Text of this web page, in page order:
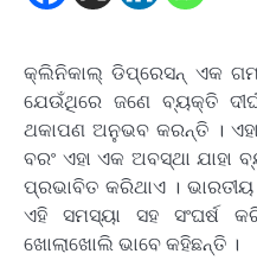
କ୍ଲିନିକାଲ୍ ଡିପ୍ରେସନ୍ ଏକ
ଯେଉଁଥିରେ ଜଣେ ବ୍ୟକ୍ତି
ଥକାପଣ ଅନୁଭବ କରନ୍ତି ।
ବରଂ ଏହା ଏକ ଅବସ୍ଥା
ପ୍ରଭାବିତ କରିଥାଏ ।
ଏହି ସମସ୍ୟା ସହ ସଂଘର୍ଷ
ଖୋଲାଖୋଲି ଭାବେ କହିଛନ୍ତି ।